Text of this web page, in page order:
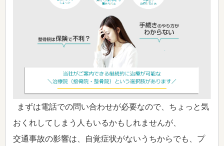
まずは電話での問い合わせが必要なので、ちょっと気
おくれしてしまう人もいるかもしれませんが、
交通事故の影響は、自覚症状がないうちからでも、プ